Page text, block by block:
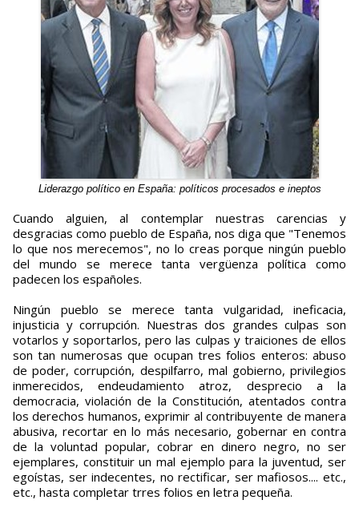
Liderazgo político en España: políticos procesados e ineptos
Cuando alguien, al contemplar nuestras carencias y
desgracias como pueblo de España, nos diga que "Tenemos
lo que nos merecemos", no lo creas porque ningún pueblo
del mundo se merece tanta vergüenza política como
padecen los españoles.
Ningún pueblo se merece tanta vulgaridad, ineficacia,
injusticia y corrupción. Nuestras dos grandes culpas son
votarlos y soportarlos, pero las culpas y traiciones de ellos
son tan numerosas que ocupan tres folios enteros: abuso
de poder, corrupción, despilfarro, mal gobierno, privilegios
inmerecidos, endeudamiento atroz, desprecio a la
democracia, violación de la Constitución, atentados contra
los derechos humanos, exprimir al contribuyente de manera
abusiva, recortar en lo más necesario, gobernar en contra
de la voluntad popular, cobrar en dinero negro, no ser
ejemplares, constituir un mal ejemplo para la juventud, ser
egoístas, ser indecentes, no rectificar, ser mafiosos.... etc.,
etc., hasta completar trres folios en letra pequeña.